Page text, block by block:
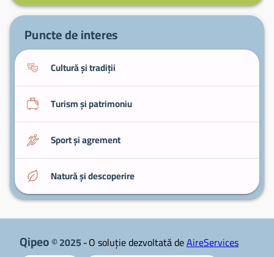
cafenele rurale.
Puncte de interes
Cultură și tradiții
Turism și patrimoniu
Sport și agrement
Natură și descoperire
Qipeo© 2025 -O soluție dezvoltată deAireServices